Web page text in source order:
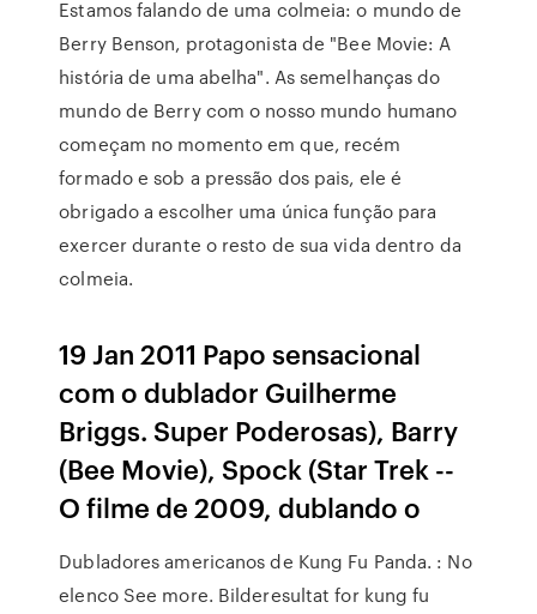
Estamos falando de uma colmeia: o mundo de
Berry Benson, protagonista de "Bee Movie: A
história de uma abelha". As semelhanças do
mundo de Berry com o nosso mundo humano
começam no momento em que, recém
formado e sob a pressão dos pais, ele é
obrigado a escolher uma única função para
exercer durante o resto de sua vida dentro da
colmeia.
19 Jan 2011 Papo sensacional
com o dublador Guilherme
Briggs. Super Poderosas), Barry
(Bee Movie), Spock (Star Trek --
O filme de 2009, dublando o
Dubladores americanos de Kung Fu Panda. : No
elenco See more. Bilderesultat for kung fu